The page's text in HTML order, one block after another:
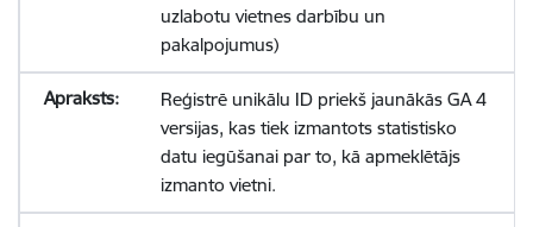
uzlabotu vietnes darbību un
pakalpojumus)
Reģistrē unikālu ID priekš jaunākās GA 4
versijas, kas tiek izmantots statistisko
datu iegūšanai par to, kā apmeklētājs
izmanto vietni.